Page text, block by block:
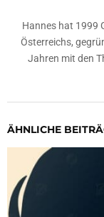
Hannes hat 1999
Österreichs,
Jahren mit den
ÄHNLICHE